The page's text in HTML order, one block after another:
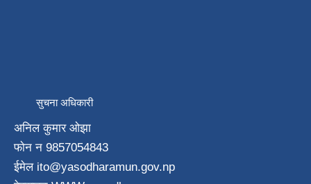
सुचना अधिकारी
अनिल कुमार ओझा
फाेन न‌ 9857054843
ईमेल ito@yasodharamun.gov.np